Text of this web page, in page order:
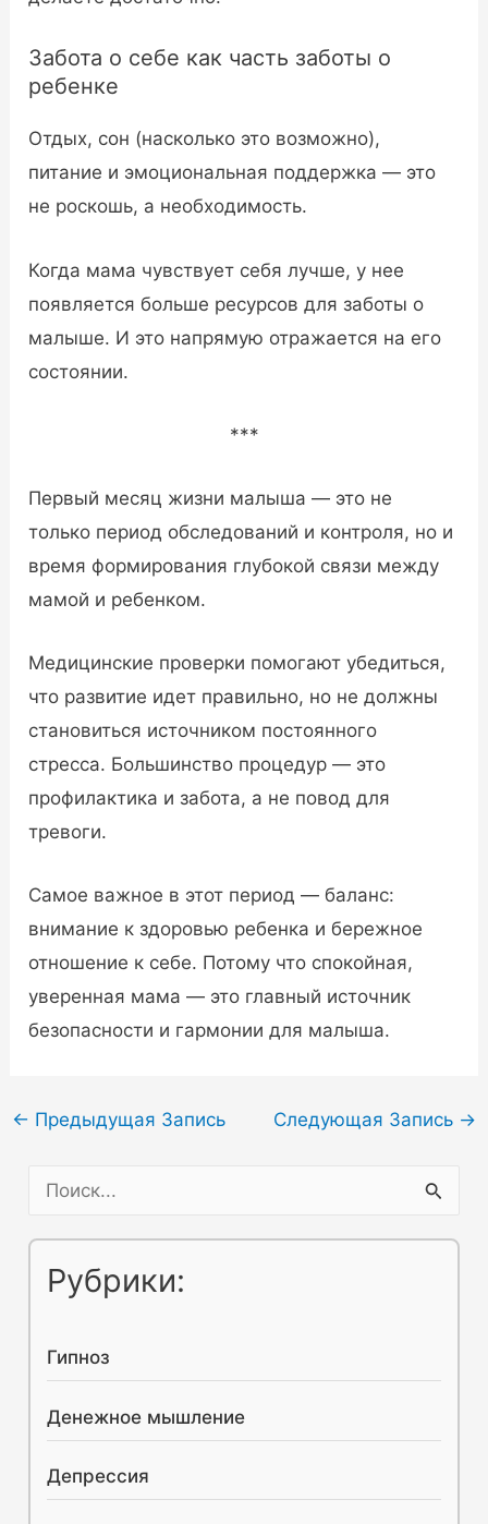
Забота о себе как часть заботы о
ребенке
Отдых, сон (насколько это возможно),
питание и эмоциональная поддержка — это
не роскошь, а необходимость.
Когда мама чувствует себя лучше, у нее
появляется больше ресурсов для заботы о
малыше. И это напрямую отражается на его
состоянии.
***
Первый месяц жизни малыша — это не
только период обследований и контроля, но и
время формирования глубокой связи между
мамой и ребенком.
Медицинские проверки помогают убедиться,
что развитие идет правильно, но не должны
становиться источником постоянного
стресса. Большинство процедур — это
профилактика и забота, а не повод для
тревоги.
Самое важное в этот период — баланс:
внимание к здоровью ребенка и бережное
отношение к себе. Потому что спокойная,
уверенная мама — это главный источник
безопасности и гармонии для малыша.
Навигация
записям
← Предыдущая Запись Следующая Запись →
Рубрики:
Гипноз
Денежное мышление
Депрессия